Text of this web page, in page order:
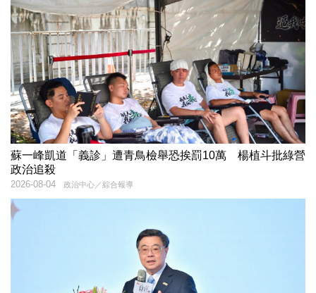
蘇一峰凱道「義診」遭青鳥檢舉恐挨罰10萬 楊植斗批綠營
政治追殺
政治中心／綜合報導
2026-08-04